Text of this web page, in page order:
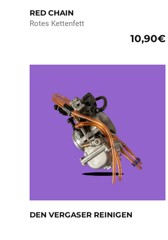
RED CHAIN
Rotes Kettenfett
10,90€
DEN VERGASER REINIGEN